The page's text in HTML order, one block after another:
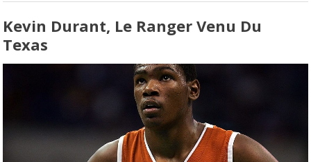
Kevin Durant, Le Ranger Venu Du
Texas